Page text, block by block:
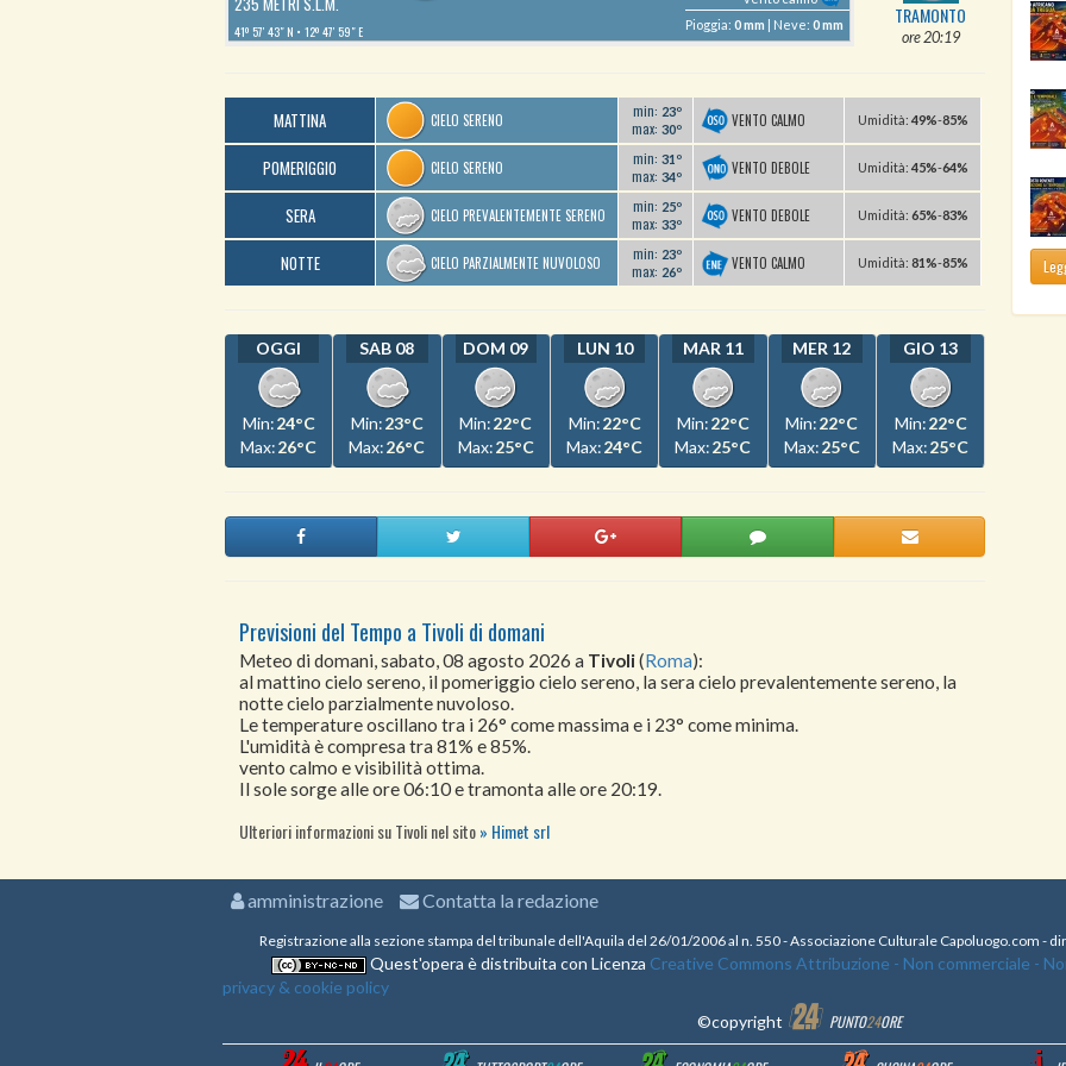
41º 57′ 43″ N 12º 47′ 59″ E
Pioggia:0 mm | Neve:0 mm TRAMONTO
ore 20:19
MATTINA CIELO SERENO min: 23º
max: 30º VENTO CALMO Umidità: 49%-85%
POMERIGGIO CIELO SERENO min: 31º
max: 34º VENTO DEBOLE Umidità: 45%-64%
SERA CIELO PREVALENTEMENTE SERENO min: 25º
max: 33º VENTO DEBOLE Umidità: 65%-83%
NOTTE CIELO PARZIALMENTE NUVOLOSO min: 23º
max: 26º VENTO CALMO Umidità: 81%-85%
OGGI
Min:24°C
Max:26°C
SAB 08
Min:23°C
Max:26°C
DOM 09
Min:22°C
Max:25°C
LUN 10
Min:22°C
Max:24°C
MAR 11
Min:22°C
Max:25°C
MER 12
Min:22°C
Max:25°C
GIO 13
Min:22°C
Max:25°C
Previsioni del Tempo a Tivoli di domani
Meteo di domani, sabato, 08 agosto 2026 a Tivoli(Roma):
al mattino cielo sereno, il pomeriggio cielo sereno, la sera cielo prevalentemente sereno, la
notte cielo parzialmente nuvoloso.
Le temperature oscillano tra i 26° come massima e i 23° come minima.
L'umidità è compresa tra 81% e 85%.
vento calmo e visibilità ottima.
Il sole sorge alle ore 06:10 e tramonta alle ore 20:19.
Ulteriori informazioni su Tivoli nel sito Himet srl
amministrazione Contatta la redazione
Registrazione alla sezione stampa del tribunale dell'Aquila del 26/01/2006 al n. 550 - Associazione Culturale Capoluogo.com -
Quest'opera è distribuita con Licenza Creative Commons Attribuzione - Non commerciale -
privacy & cookie policy
©copyright
PUNTO24ORE